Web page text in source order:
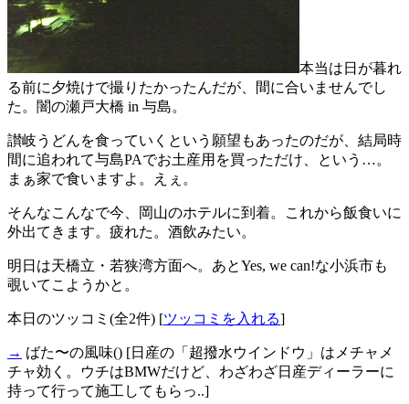
本当は日が暮れ
る前に夕焼けで撮りたかったんだが、間に合いませんでし
た。闇の瀬戸大橋 in 与島。
讃岐うどんを食っていくという願望もあったのだが、結局時
間に追われて与島PAでお土産用を買っただけ、という…。
まぁ家で食いますよ。えぇ。
そんなこんなで今、岡山のホテルに到着。これから飯食いに
外出てきます。疲れた。酒飲みたい。
明日は天橋立・若狭湾方面へ。あとYes, we can!な小浜市も
覗いてこようかと。
本日のツッコミ(全2件) [ツッコミを入れる]
→ ばた〜の風味() [日産の「超撥水ウインドウ」はメチャメ
チャ効く。ウチはBMWだけど、わざわざ日産ディーラーに
持って行って施工してもらっ..]